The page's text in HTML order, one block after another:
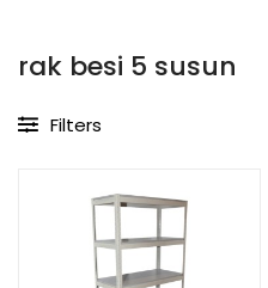
rak besi 5 susun
Filters